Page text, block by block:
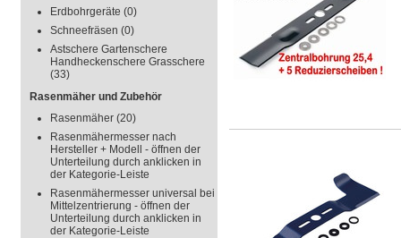
Erdbohrgeräte (0)
Schneefräsen (0)
Astschere Gartenschere
Handheckenschere Grasschere
(33)
Rasenmäher und Zubehör
Rasenmäher (20)
Rasenmähermesser nach
Hersteller + Modell - öffnen der
Unterteilung durch anklicken in
der Kategorie-Leiste
Rasenmähermesser universal bei
Mittelzentrierung - öffnen der
Unterteilung durch anklicken in
der Kategorie-Leiste